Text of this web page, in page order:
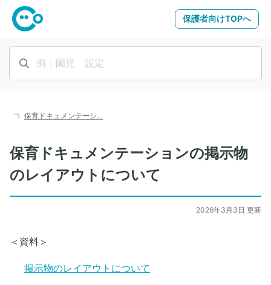
保護者向けTOPへ
保育ドキュメンテーシ…
保育ドキュメンテーションの掲示物
のレイアウトについて
2026年3月3日 更新
＜資料＞
掲示物のレイアウトについて